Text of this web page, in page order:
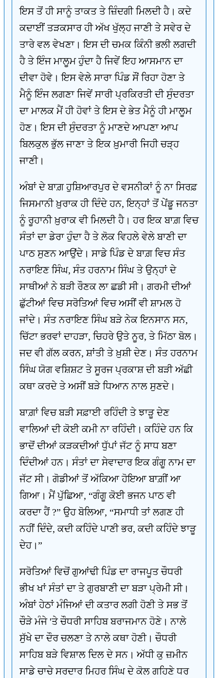
ਇਸ ਤੋਂ ਹੀ ਸਾਨੂੰ ਤਾਕਤ ਤੇ ਜ਼ਿੰਦਗੀ ਮਿਲਦੀ ਹੈ। ਕਦੇ
ਕਦਾਈਂ ਤੜਕਸਾਰ ਹੀ ਅੱਖ ਖੁੱਲ੍ਹ ਜਾਣੀ ਤੇ ਸਵੇਰ ਦੇ
ਤਾਰੇ ਵਲ ਵੇਖਣਾ। ਇਸ ਦੀ ਚਮਕ ਕਿੰਨੀ ਭਲੀ ਲਗਦੀ
ਹੈ ਤੇ ਇੰਜ ਮਾਲੂਮ ਹੁੰਦਾ ਹੈ ਜਿਵੇਂ ਇਹ ਆਸਮਾਨ ਦਾ
ਦੀਵਾ ਹੋਵੇ। ਇਸ ਵੇਲੇ ਸਾਰਾ ਪਿੰਡ ਸੌਂ ਰਿਹਾ ਹੋਣਾ ਤੇ
ਮੈਨੂੰ ਇੰਜ ਲਗਣਾ ਜਿਵੇਂ ਸਾਰੀ ਪ੍ਰਕਿਰਤੀ ਦੀ ਸੁੰਦਰਤਾ
ਦਾ ਮਾਲਕ ਮੈਂ ਹੀ ਹੋਵਾਂ ਤੇ ਇਸ ਦੇ ਭੇਤ ਮੈਨੂੰ ਹੀ ਮਾਲੂਮ
ਹੋਣ। ਇਸ ਦੀ ਸੁੰਦਰਤਾ ਨੂੰ ਮਾਣਦੇ ਆਪਣਾ ਆਪ
ਬਿਲਕੁਲ ਭੁੱਲ ਜਾਣਾ ਤੇ ਇਕ ਖ਼ੁਮਾਰੀ ਜਿਹੀ ਚੜ੍ਹ
ਜਾਣੀ।
ਅੰਬਾਂ ਦੇ ਬਾਗ਼ ਹੁਸ਼ਿਆਰਪੁਰ ਦੇ ਵਸਨੀਕਾਂ ਨੂੰ ਨਾ ਸਿਰਫ਼
ਜਿਸਮਾਨੀ ਖ਼ੁਰਾਕ ਹੀ ਦਿੰਦੇ ਹਨ, ਇਨ੍ਹਾਂ ਤੋਂ ਪੇਂਡੂ ਜਨਤਾ
ਨੂੰ ਰੂਹਾਨੀ ਖ਼ੁਰਾਕ ਵੀ ਮਿਲਦੀ ਹੈ। ਹਰ ਇਕ ਬਾਗ਼ ਵਿਚ
ਸੰਤਾਂ ਦਾ ਡੇਰਾ ਹੁੰਦਾ ਹੈ ਤੇ ਲੋਕ ਵਿਹਲੇ ਵੇਲੇ ਬਾਣੀ ਦਾ
ਪਾਠ ਸੁਣਨ ਆਉਂਦੇ। ਸਾਡੇ ਪਿੰਡ ਦੇ ਬਾਗ਼ ਵਿਚ ਸੰਤ
ਨਰਾਇਣ ਸਿੰਘ, ਸੰਤ ਹਰਨਾਮ ਸਿੰਘ ਤੇ ਉਨ੍ਹਾਂ ਦੇ
ਸਾਥੀਆਂ ਨੇ ਬੜੀ ਰੌਣਕ ਲਾ ਛਡੀ ਸੀ। ਗਰਮੀ ਦੀਆਂ
ਛੁੱਟੀਆਂ ਵਿਚ ਸਰੋਤਿਆਂ ਵਿਚ ਅਸੀਂ ਵੀ ਸ਼ਾਮਲ ਹੋ
ਜਾਂਦੇ। ਸੰਤ ਨਰਾਇਣ ਸਿੰਘ ਬੜੇ ਨੇਕ ਇਨਸਾਨ ਸਨ,
ਚਿੱਟਾ ਭਰਵਾਂ ਦਾਹੜਾ, ਚਿਹਰੇ ਉਤੇ ਨੂਰ, ਤੇ ਮਿੱਠਾ ਬੋਲ।
ਜਦ ਵੀ ਗੱਲ ਕਰਨ, ਸ਼ਾਂਤੀ ਤੇ ਖ਼ੁਸ਼ੀ ਦੇਣ। ਸੰਤ ਹਰਨਾਮ
ਸਿੰਘ ਯੋਗ ਵਸ਼ਿਸ਼ਟ ਤੇ ਸੂਰਜ ਪ੍ਰਕਾਸ਼ ਦੀ ਬੜੀ ਅੱਛੀ
ਕਥਾ ਕਰਦੇ ਤੇ ਅਸੀਂ ਬੜੇ ਧਿਆਨ ਨਾਲ ਸੁਣਦੇ।
ਬਾਗ਼ਾਂ ਵਿਚ ਬੜੀ ਸਫ਼ਾਈ ਰਹਿੰਦੀ ਤੇ ਝਾੜੂ ਦੇਣ
ਵਾਲਿਆਂ ਦੀ ਕੋਈ ਕਮੀ ਨਾ ਰਹਿੰਦੀ। ਕਹਿੰਦੇ ਹਨ ਕਿ
ਭਾਦੋਂ ਦੀਆਂ ਕੜਕਦੀਆਂ ਧੁੱਪਾਂ ਜੱਟ ਨੂੰ ਸਾਧ ਬਣਾ
ਦਿੰਦੀਆਂ ਹਨ। ਸੰਤਾਂ ਦਾ ਸੇਵਾਦਾਰ ਇਕ ਗੰਗੂ ਨਾਮ ਦਾ
ਜੱਟ ਸੀ। ਗੋਡੀਆਂ ਤੋਂ ਅੱਕਿਆ ਹੋਇਆ ਬਾਗ਼ੀਂ ਆ
ਗਿਆ। ਮੈਂ ਪੁੱਛਿਆ, “ਗੰਗੂ ਕੋਈ ਭਜਨ ਪਾਠ ਵੀ
ਕਰਦਾ ਹੈਂ ?” ਉਹ ਬੋਲਿਆ, “ਸਮਾਧੀ ਤਾਂ ਲਗਣ ਹੀ
ਨਹੀਂ ਦਿੰਦੇ, ਕਦੀ ਕਹਿੰਦੇ ਪਾਣੀ ਭਰ, ਕਦੀ ਕਹਿੰਦੇ ਝਾੜੂ
ਦੇਹ।”
ਸਰੋਤਿਆਂ ਵਿਚੋਂ ਗੁਆਂਢੀ ਪਿੰਡ ਦਾ ਰਾਜਪੂਤ ਚੌਧਰੀ
ਭੀਖ ਖਾਂ ਸੰਤਾਂ ਦਾ ਤੇ ਗੁਰਬਾਣੀ ਦਾ ਬੜਾ ਪ੍ਰੇਮੀ ਸੀ।
ਅੰਬਾਂ ਹੇਠਾਂ ਮੰਜਿਆਂ ਦੀ ਕਤਾਰ ਲਗੀ ਹੋਣੀ ਤੇ ਸਭ ਤੋਂ
ਚੌੜੇ ਮੰਜੇ 'ਤੇ ਚੌਧਰੀ ਸਾਹਿਬ ਬਰਾਜਮਾਨ ਹੋਣੇ। ਨਾਲੇ
ਸੁੱਖੇ ਦਾ ਦੌਰ ਚਲਣਾ ਤੇ ਨਾਲੇ ਕਥਾ ਹੋਣੀ। ਚੌਧਰੀ
ਸਾਹਿਬ ਬੜੇ ਵਿਸ਼ਾਲ ਦਿਲ ਦੇ ਸਨ। ਅੱਧੀ ਕੁ ਜ਼ਮੀਨ
ਸਾਡੇ ਚਾਚੇ ਸਰਦਾਰ ਮਿਹਰ ਸਿੰਘ ਦੇ ਕੋਲ ਗਹਿਣੇ ਧਰ